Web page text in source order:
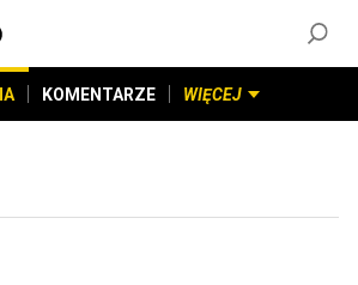
KOMENTARZE WIĘCEJ